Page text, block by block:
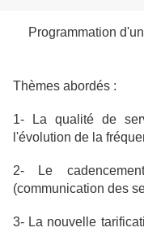
Programmation
Thèmes abordés :
1- La qualité de
l'évolution de la
2- Le
(communication des
3- La nouvelle